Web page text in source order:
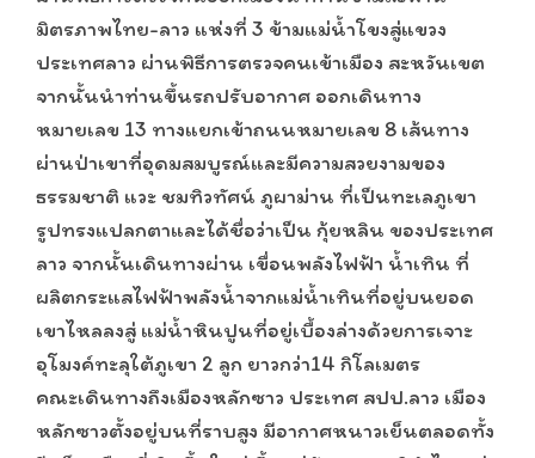
มิตรภาพไทย-ลาว แห่งที่ 3 ข้ามแม่น้ำโขงสู่แขวง
ประเทศลาว ผ่านพิธีการตรวจคนเข้าเมือง สะหวันเขต
จากนั้นนำท่านขึ้นรถปรับอากาศ ออกเดินทาง
หมายเลข 13 ทางแยกเข้าถนนหมายเลข 8 เส้นทาง
ผ่านป่าเขาที่อุดมสมบูรณ์และมีความสวยงามของ
ธรรมชาติ แวะ ชมทิวทัศน์ ภูผาม่าน ที่เป็นทะเลภูเขา
รูปทรงแปลกตาและได้ชื่อว่าเป็น กุ้ยหลิน ของประเทศ
ลาว จากนั้นเดินทางผ่าน เขื่อนพลังไฟฟ้า น้ำเทิน ที่
ผลิตกระแสไฟฟ้าพลังน้ำจากแม่น้ำเทินที่อยู่บนยอด
เขาไหลลงสู่ แม่น้ำหินปูนที่อยู่เบื้องล่างด้วยการเจาะ
อุโมงค์ทะลุใต้ภูเขา 2 ลูก ยาวกว่า14 กิโลเมตร
คณะเดินทางถึงเมืองหลักซาว ประเทศ สปป.ลาว เมือง
หลักซาวตั้งอยู่บนที่ราบสูง มีอากาศหนาวเย็นตลอดทั้ง